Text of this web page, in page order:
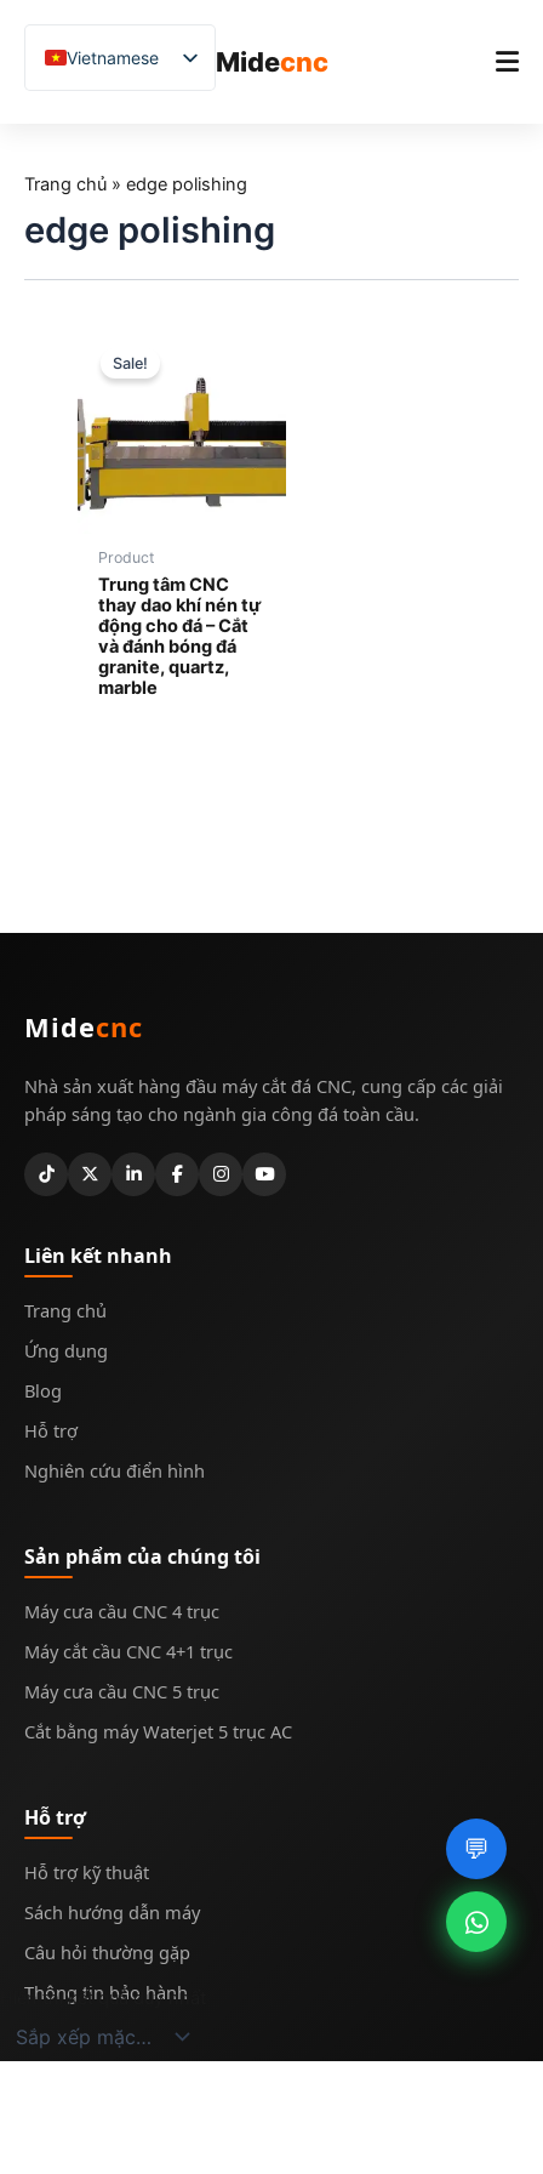
Midecnc
Sản phẩm
Ứng dụng
Hỗ trợ
Vietnamese
English
German
Spanish
Russian
Uzbek
Polish
Hindi
💬
Trang chủ » edge polishing
edge polishing
Hiển thị kết quả duy nhất
Sale!
Product
Trung tâm CNC
thay dao khí nén tự
động cho đá – Cắt
và đánh bóng đá
granite, quartz,
marble
Midecnc
Nhà sản xuất hàng đầu máy cắt đá CNC, cung cấp các giải
pháp sáng tạo cho ngành gia công đá toàn cầu.
Liên kết nhanh
Trang chủ
Ứng dụng
Blog
Hỗ trợ
Nghiên cứu điển hình
Sản phẩm của chúng tôi
Máy cưa cầu CNC 4 trục
Máy cắt cầu CNC 4+1 trục
Máy cưa cầu CNC 5 trục
Cắt bằng máy Waterjet 5 trục AC
Hỗ trợ
Hỗ trợ kỹ thuật
Sách hướng dẫn máy
Câu hỏi thường gặp
Thông tin bảo hành